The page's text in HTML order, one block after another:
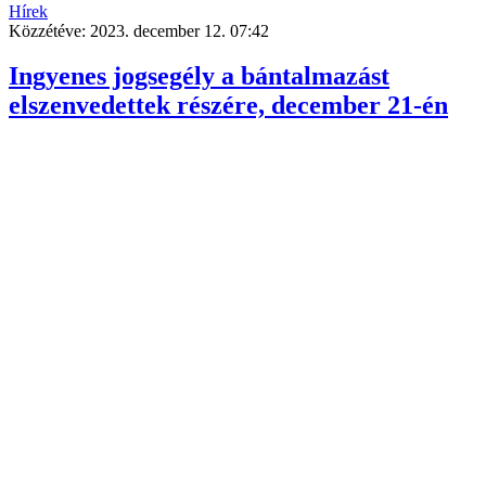
Hírek
Közzétéve: 2023. december 12. 07:42
Ingyenes jogsegély a bántalmazást
elszenvedettek részére, december 21-én